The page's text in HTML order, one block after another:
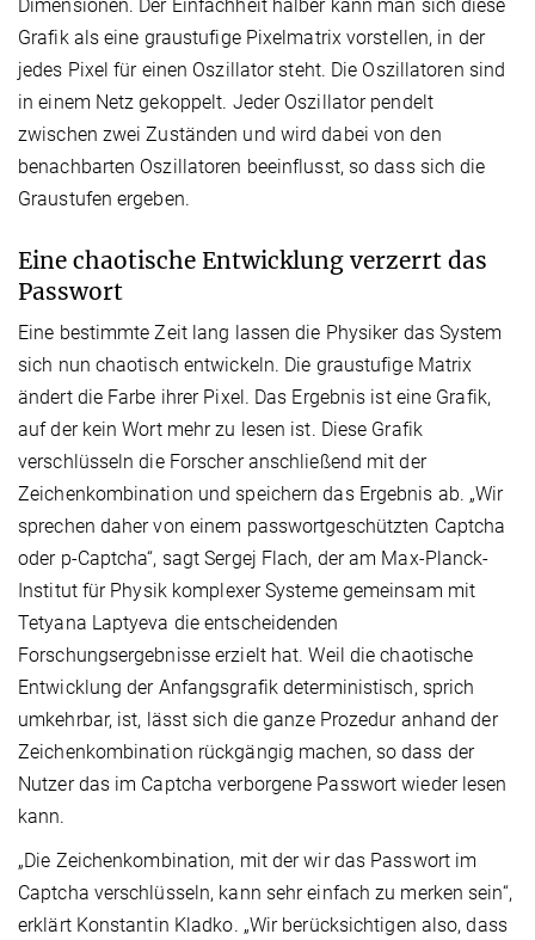
Dimensionen. Der Einfachheit halber kann man sich diese
Grafik als eine graustufige Pixelmatrix vorstellen, in der
jedes Pixel für einen Oszillator steht. Die Oszillatoren sind
in einem Netz gekoppelt. Jeder Oszillator pendelt
zwischen zwei Zuständen und wird dabei von den
benachbarten Oszillatoren beeinflusst, so dass sich die
Graustufen ergeben.
Eine chaotische Entwicklung verzerrt das
Passwort
Eine bestimmte Zeit lang lassen die Physiker das System
sich nun chaotisch entwickeln. Die graustufige Matrix
ändert die Farbe ihrer Pixel. Das Ergebnis ist eine Grafik,
auf der kein Wort mehr zu lesen ist. Diese Grafik
verschlüsseln die Forscher anschließend mit der
Zeichenkombination und speichern das Ergebnis ab. „Wir
sprechen daher von einem passwortgeschützten Captcha
oder p-Captcha“, sagt Sergej Flach, der am Max-Planck-
Institut für Physik komplexer Systeme gemeinsam mit
Tetyana Laptyeva die entscheidenden
Forschungsergebnisse erzielt hat. Weil die chaotische
Entwicklung der Anfangsgrafik deterministisch, sprich
umkehrbar, ist, lässt sich die ganze Prozedur anhand der
Zeichenkombination rückgängig machen, so dass der
Nutzer das im Captcha verborgene Passwort wieder lesen
kann.
„Die Zeichenkombination, mit der wir das Passwort im
Captcha verschlüsseln, kann sehr einfach zu merken sein“,
erklärt Konstantin Kladko. „Wir berücksichtigen also, dass